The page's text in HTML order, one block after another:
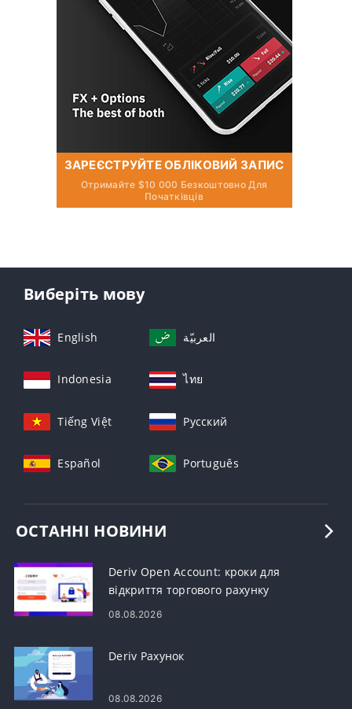
ЗАРЕЄСТРУЙТЕ ОБЛІКОВИЙ ЗАПИС
Отримайте $10 000 Безкоштовно Для
Початківців
Виберіть мову
English العربيّة
Indonesia ไทย
Tiếng Việt Русский
Español Português
ОСТАННІ НОВИНИ
Deriv Open Account: кроки для
відкриття торгового рахунку
08.08.2026
Deriv Рахунок
08.08.2026